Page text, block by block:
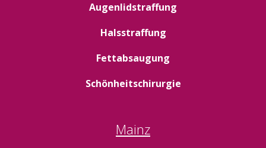
Augenlidstraffung
Halsstraffung
Fettabsaugung
Schönheitschirurgie
Mainz